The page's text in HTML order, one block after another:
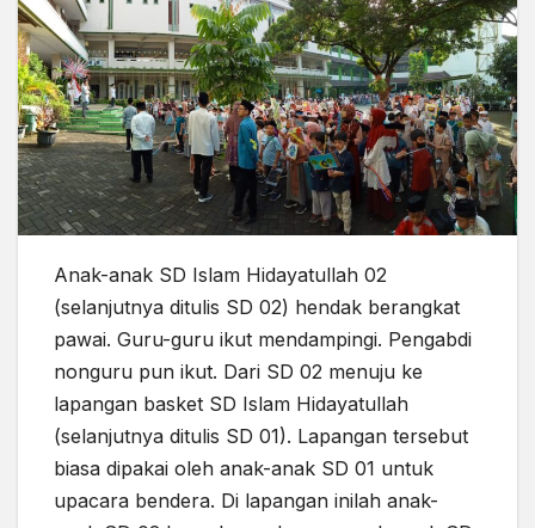
Anak-anak SD Islam Hidayatullah 02
(selanjutnya ditulis SD 02) hendak berangkat
pawai. Guru-guru ikut mendampingi. Pengabdi
nonguru pun ikut. Dari SD 02 menuju ke
lapangan basket SD Islam Hidayatullah
(selanjutnya ditulis SD 01). Lapangan tersebut
biasa dipakai oleh anak-anak SD 01 untuk
upacara bendera. Di lapangan inilah anak-